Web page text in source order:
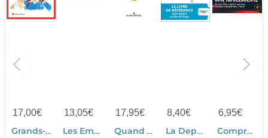
17,00€
Grands-parents, Le Maillon Fort
13,05€
Les Emotions Les Doigts Dans Le Nez ! Le Guide De Survie Des Pre-ados
17,95€
Quand L'amour Emprisonne ; Parents, Conjoints, Amis, Collegues...
8,40€
La Dependance Affective, S'en Liberer : Se Degager De L'emprise D'un Parent, Conjoint, Ami, Collegue
6,95€
Comprendre Et Proteger Son Adolescente : Reseaux Sociaux, Rapport Aux Corps, Sexualite, Comportements A Risque